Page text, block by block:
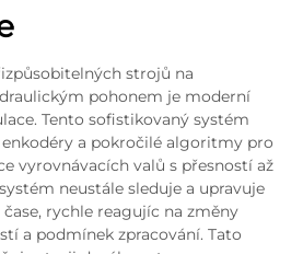
strojů na
pohonem je moderní
Tento sofistikovaný systém
a pokročilé algoritmy pro
vyrovnávacích valů s přesností až
neustále sleduje a upravuje
rychle reagujíc na změny
a podmínek zpracování. Tato